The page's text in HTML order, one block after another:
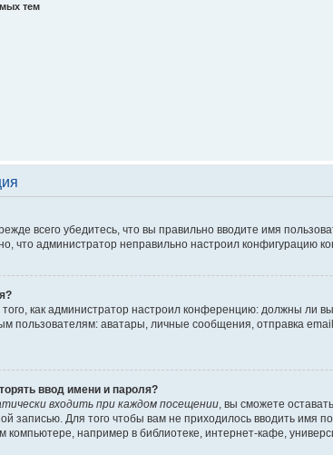
тем
всего убедитесь, что вы правильно вводите имя
что администратор неправильно настроил конфигурацию
как администратор настроил конференцию: должны
пользователям: аватары, личные сообщения, отправка
ввод имени и пароля?
входить при каждом посещении, вы сможете
записью. Для того чтобы вам не приходилось вводить
компьютере, например в библиотеке, интернет-кафе,